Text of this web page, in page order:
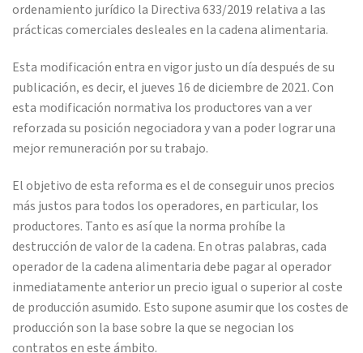
ordenamiento jurídico la Directiva 633/2019 relativa a las
prácticas comerciales desleales en la cadena alimentaria.
Esta modificación entra en vigor justo un día después de su
publicación, es decir, el jueves 16 de diciembre de 2021. Con
esta modificación normativa los productores van a ver
reforzada su posición negociadora y van a poder lograr una
mejor remuneración por su trabajo.
El objetivo de esta reforma es el de conseguir unos precios
más justos para todos los operadores, en particular, los
productores. Tanto es así que la norma prohíbe la
destrucción de valor de la cadena. En otras palabras, cada
operador de la cadena alimentaria debe pagar al operador
inmediatamente anterior un precio igual o superior al coste
de producción asumido. Esto supone asumir que los costes de
producción son la base sobre la que se negocian los
contratos en este ámbito.